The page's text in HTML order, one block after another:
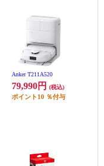
Anker T211A520
79,990円 (税込)
ポイント 10 ％付与
ホン ワイヤレスノイズキャンセリ
ングステレオヘッドセット【Bluet
59,400円